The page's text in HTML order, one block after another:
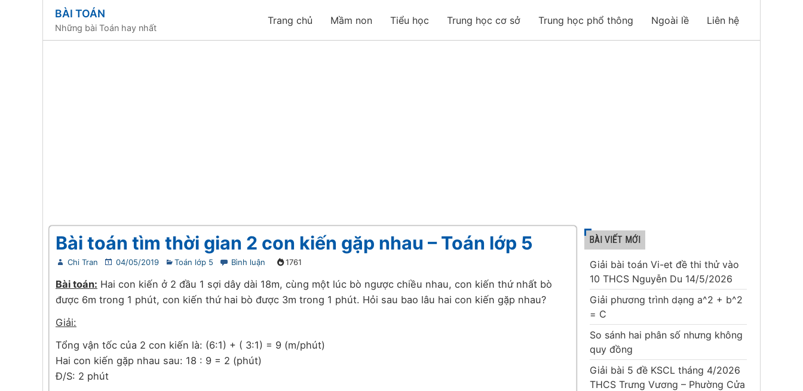
BÀI TOÁN
Những bài Toán hay nhất
Trang chủ Mầm non Tiểu học Trung học cơ sở Trung học phổ thông Ngoài lề Liên hệ
Bài toán tìm thời gian 2 con kiến gặp nhau – Toán lớp 5
Chi Tran 04/05/2019 Toán lớp 5 Bình luận 1761
Bài toán: Hai con kiến ở 2 đầu 1 sợi dây dài 18m, cùng một lúc bò ngược chiều nhau, con kiến thứ nhất bò
được 6m trong 1 phút, con kiến thứ hai bò được 3m trong 1 phút. Hỏi sau bao lâu hai con kiến gặp nhau?
Giải:
Tổng vận tốc của 2 con kiến là: (6:1) + ( 3:1) = 9 (m/phút)
Hai con kiến gặp nhau sau: 18 : 9 = 2 (phút)
Đ/S: 2 phút
BÀI VIẾT MỚI
Giải bài toán Vi-et đề thi thử vào
10 THCS Nguyễn Du 14/5/2026
Giải phương trình dạng a^2 + b^2
= C
So sánh hai phân số nhưng không
quy đồng
Giải bài 5 đề KSCL tháng 4/2026
THCS Trưng Vương – Phường Cửa